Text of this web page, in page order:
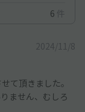
6 件
2024/11/8
て頂きました。
ません、むしろ